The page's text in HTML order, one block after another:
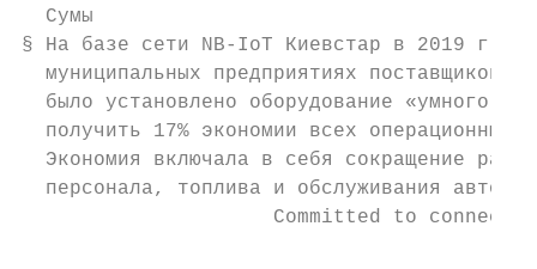
  Сумы
§ На базе сети NB-IoT Киевстар в 2019 г.
муниципальных предприятиях поставщиков
было установлено оборудование «умного
получить 17% экономии всех операционных
Экономия включала в себя сокращение
  персонала, топлива и обслуживания авто
Committed to